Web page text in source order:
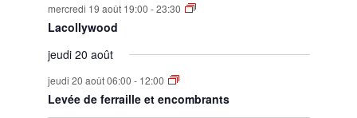
mercredi 19 août 19:00 -23:30
Lacollywood
jeudi 20 août
jeudi 20 août 06:00 - 12:00
Levée de ferraille et encombrants